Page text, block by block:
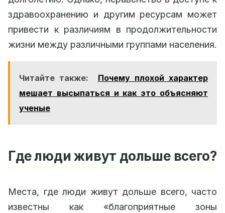
здравоохранению и другим ресурсам может
привести к различиям в продолжительности
жизни между различными группами населения.
Читайте также:
Почему плохой характер
мешает высыпаться и как это объясняют
ученые
Где люди живут дольше всего?
Места, где люди живут дольше всего, часто
известны как «благоприятные зоны